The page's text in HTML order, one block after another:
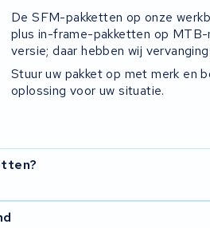
De SFM-pakketten op onze
plus in-frame-pakketten op
versie; daar hebben wij
Stuur uw pakket op met merk en
oplossing voor uw situatie.
behuizing, testen de cellen en de